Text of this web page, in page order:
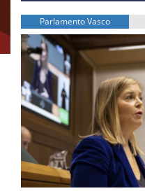
Parlamento Vasco